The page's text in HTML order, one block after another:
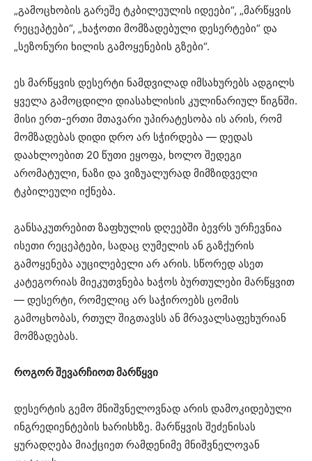
„გამოცხობის გარეშე ტკბილეულის იდეები“, „მარწყვის
რეცეპტები“, „ხაჭოთი მომზადებული დესერტები“ და
„სეზონური ხილის გამოყენების გზები“.
ეს მარწყვის დესერტი ნამდვილად იმსახურებს ადგილს
ყველა გამოცდილი დიასახლისის კულინარიულ წიგნში.
მისი ერთ-ერთი მთავარი უპირატესობა ის არის, რომ
მომზადებას დიდი დრო არ სჭირდება — დედას
დაახლოებით 20 წუთი ეყოფა, ხოლო შედეგი
არომატული, ნაზი და ვიზუალურად მიმზიდველი
ტკბილეული იქნება.
განსაკუთრებით ზაფხულის დღეებში ბევრს ურჩევნია
ისეთი რეცეპტები, სადაც ღუმელის ან გაზქურის
გამოყენება აუცილებელი არ არის. სწორედ ასეთ
კატეგორიას მიეკუთვნება ხაჭოს ბურთულები მარწყვით
— დესერტი, რომელიც არ საჭიროებს ცომის
გამოცხობას, რთულ შიგთავსს ან მრავალსაფეხურიან
მომზადებას.
როგორ შევარჩიოთ მარწყვი
დესერტის გემო მნიშვნელოვნად არის დამოკიდებული
ინგრედიენტების ხარისხზე. მარწყვის შეძენისას
ყურადღება მიაქციეთ რამდენიმე მნიშვნელოვან